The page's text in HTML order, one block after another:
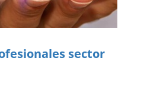
sector